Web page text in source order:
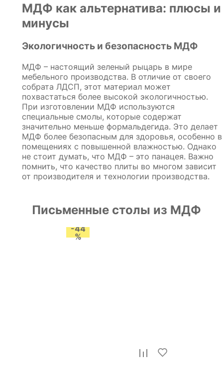
МДФ как альтернатива: плюсы и
минусы
Экологичность и безопасность МДФ
МДФ – настоящий зеленый рыцарь в мире
мебельного производства. В отличие от своего
собрата ЛДСП, этот материал может
похвастаться более высокой экологичностью.
При изготовлении МДФ используются
специальные смолы, которые содержат
значительно меньше формальдегида. Это делает
МДФ более безопасным для здоровья, особенно в
помещениях с повышенной влажностью. Однако
не стоит думать, что МДФ – это панацея. Важно
помнить, что качество плиты во многом зависит
от производителя и технологии производства.
Письменные столы из МДФ
-44
%